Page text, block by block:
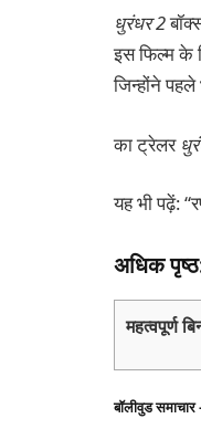
धुरंधर 2
इस फिल्म के
जिन्होंने पहले
का ट्रेलर
यह भी पढ़ें:
अधिक
महत्वपूर्ण
बॉलीवुड